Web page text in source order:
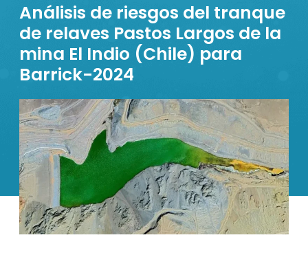
Análisis de riesgos del tranque
de relaves Pastos Largos de la
mina El Indio (Chile) para
Barrick-2024